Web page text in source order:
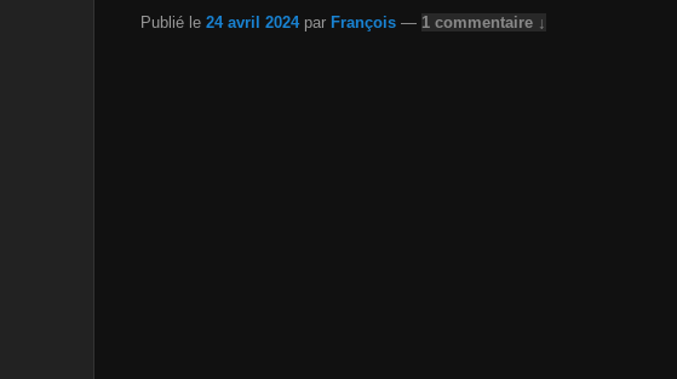
Publié le 24 avril 2024 par François — 1 commentaire ↓